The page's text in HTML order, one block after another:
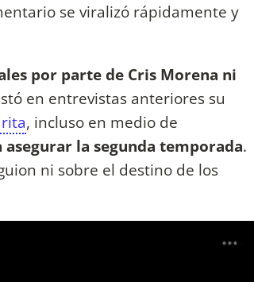
se viralizó rápidamente y
por parte de Cris Morena ni
en entrevistas anteriores su
, incluso en medio de
la segunda temporada.
ni sobre el destino de los